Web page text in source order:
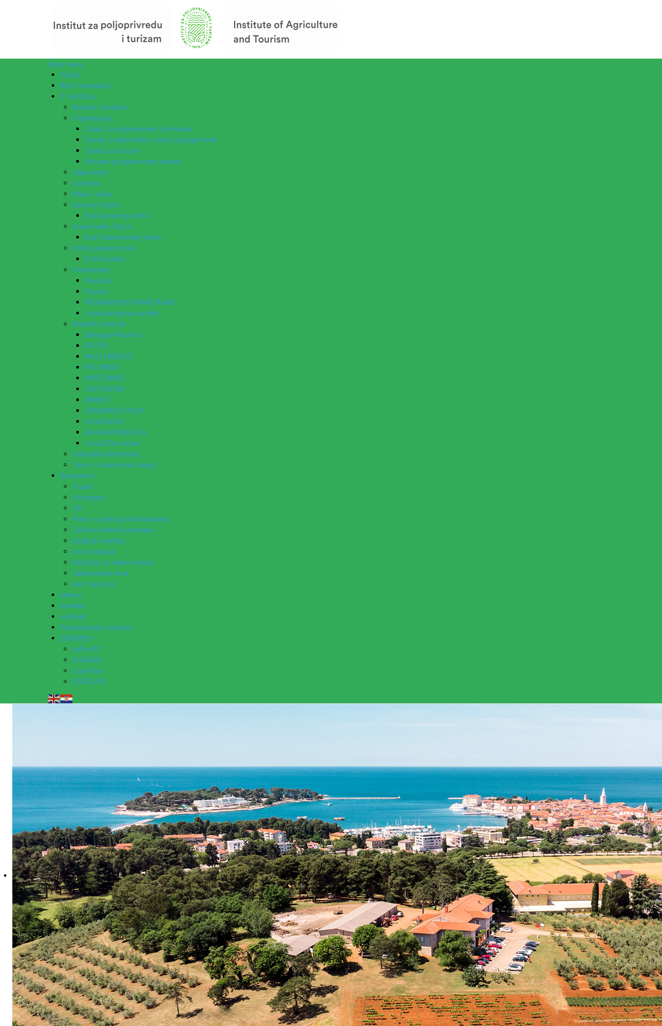
Open menu
Vijesti
Riječ ravnatelja
O Institutu
Povijest Instituta
Organizacija
Zavod za poljoprivredu i prehranu
Zavod za ekonomiku i razvoj poljoprivrede
Zavod za turizam
Pokusno poljoprivredno imanje
Zaposlenici
Euraxess
Misija i vizija
Upravno Vijeće
Rad Upravnog vijeća
Znanstveno Vijeće
Rad Znanstvenog vijeća
Etičko povjerenstvo
Etički kodeks
Financiranje
Proračun
Potpore
PROGRAMSKO FINANCIRANJE
Izvještavanje po uredbi
Projekti Instituta
Dialogue4Tourism
REVIVE
WASTEREDUCE
MITOMED+
WINTERMED
CASTWATER
INHERIT
CONSUMLESS PLUS
IstraOILFest
ARHIVA PROJEKATA
IstraECOinclusive
Izdavačka djelatnost
Izbor u znanstvena zvanja
Dokumenti
Statut
Strategija
CIP
Pravo na pristup informacijama
Zaštita osobnih podataka
Godišnji izvještaj
Javna nabava
Natječaji za radna mjesta
Zakonodavni okvir
Akti Instituta
Linkovi
Kontakt
webmail
Popularizacija znanosti
ERASMUS+
HyPro4ST
DIGIAGRI
GreenTea
CIRCOLIVE